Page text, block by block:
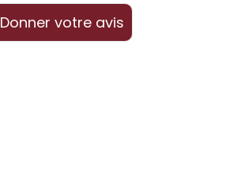
Donner votre avis